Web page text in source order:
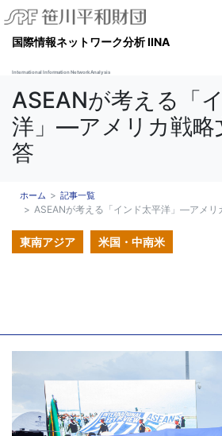
国際情報ネットワーク分析 IINA
International Information Network Analysis
ASEANが考える「
洋」―アメリカ戦略
答
ホーム 記事一覧
ASEANが考える「インド太平洋」―アメリ
東南アジア 米国・中南米